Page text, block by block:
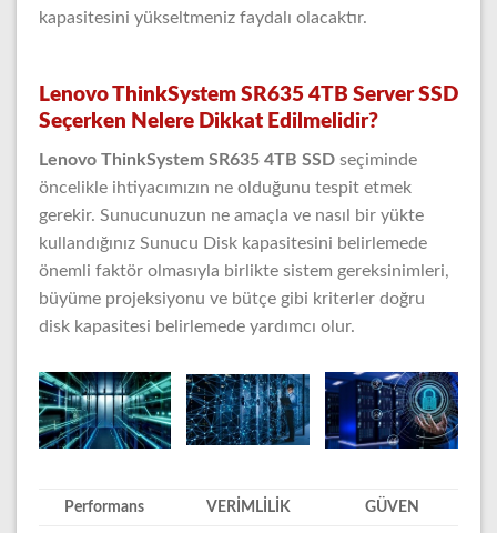
kapasitesini yükseltmeniz faydalı olacaktır.
Lenovo ThinkSystem SR635 4TB Server SSD
Seçerken Nelere Dikkat Edilmelidir?
Lenovo ThinkSystem SR635 4TB SSD seçiminde
öncelikle ihtiyacımızın ne olduğunu tespit etmek
gerekir. Sunucunuzun ne amaçla ve nasıl bir yükte
kullandığınız Sunucu Disk kapasitesini belirlemede
önemli faktör olmasıyla birlikte sistem gereksinimleri,
büyüme projeksiyonu ve bütçe gibi kriterler doğru
disk kapasitesi belirlemede yardımcı olur.
Performans VERİMLİLİK GÜVEN